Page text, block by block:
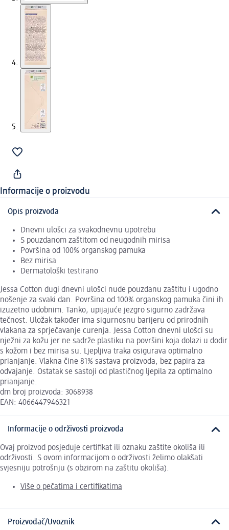
Informacije o proizvodu
Opis proizvoda
Dnevni ulošci za svakodnevnu upotrebu
S pouzdanom zaštitom od neugodnih mirisa
Površina od 100% organskog pamuka
Bez mirisa
Dermatološki testirano
Jessa Cotton dugi dnevni ulošci nude pouzdanu zaštitu i ugodno
nošenje za svaki dan. Površina od 100% organskog pamuka čini ih
izuzetno udobnim. Tanko, upijajuće jezgro sigurno zadržava
tečnost. Uložak također ima sigurnosnu barijeru od prirodnih
vlakana za sprječavanje curenja. Jessa Cotton dnevni ulošci su
nježni za kožu jer ne sadrže plastiku na površini koja dolazi u dodir
s kožom i bez mirisa su. Ljepljiva traka osigurava optimalno
prianjanje. Vlakna čine 81% sastava proizvoda, bez papira za
odvajanje. Ostatak se sastoji od plastičnog ljepila za optimalno
prianjanje.
dm broj proizvoda: 3068938
EAN: 4066447946321
Informacije o održivosti proizvoda
Ovaj proizvod posjeduje certifikat ili oznaku zaštite okoliša ili
održivosti. S ovom informacijom o održivosti želimo olakšati
svjesniju potrošnju (s obzirom na zaštitu okoliša).
Više o pečatima i certifikatima
Proizvođač/Uvoznik